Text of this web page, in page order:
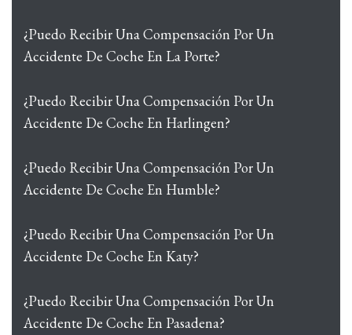
¿Puedo Recibir Una Compensación Por Un
Accidente De Coche En La Porte?
¿Puedo Recibir Una Compensación Por Un
Accidente De Coche En Harlingen?
¿Puedo Recibir Una Compensación Por Un
Accidente De Coche En Humble?
¿Puedo Recibir Una Compensación Por Un
Accidente De Coche En Katy?
¿Puedo Recibir Una Compensación Por Un
Accidente De Coche En Pasadena?